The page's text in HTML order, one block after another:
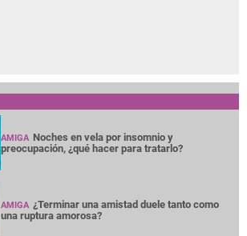
AMIGA Noches en vela por insomnio y
preocupación, ¿qué hacer para tratarlo?
AMIGA ¿Terminar una amistad duele tanto como
una ruptura amorosa?